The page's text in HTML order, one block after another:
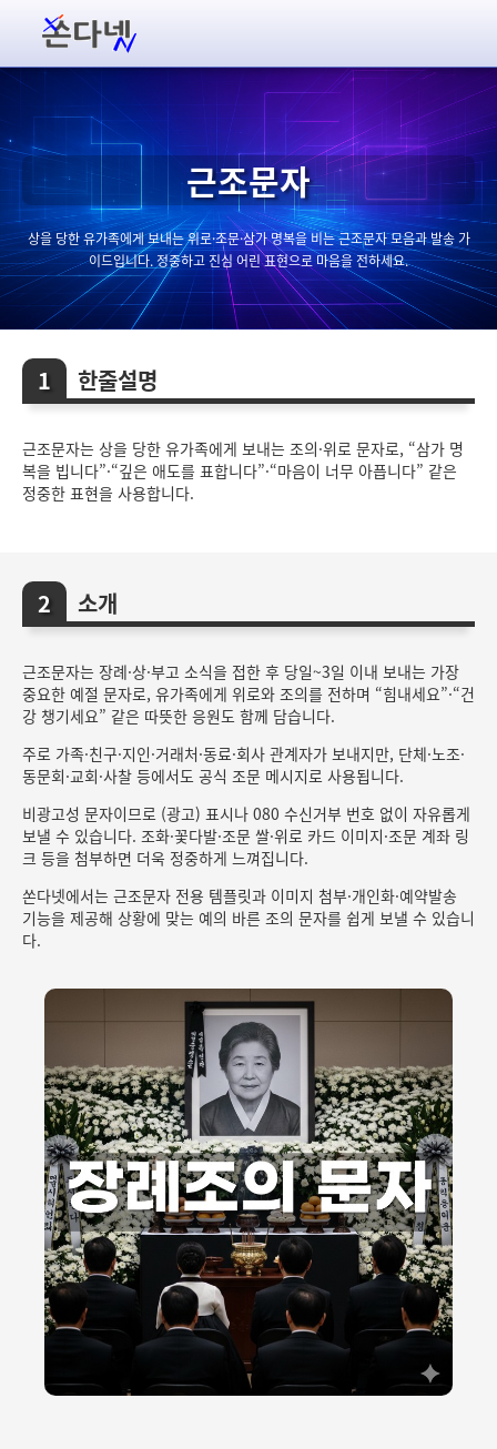
근조문자
상을 당한 유가족에게 보내는 위로·조문·삼가 명복을 비는 근조문자 모음과 발송 가
이드입니다. 정중하고 진심 어린 표현으로 마음을 전하세요.
한줄설명
근조문자는 상을 당한 유가족에게 보내는 조의·위로 문자로, “삼가 명
복을 빕니다”·“깊은 애도를 표합니다”·“마음이 너무 아픕니다” 같은
정중한 표현을 사용합니다.
소개
근조문자는 장례·상·부고 소식을 접한 후 당일~3일 이내 보내는 가장
중요한 예절 문자로, 유가족에게 위로와 조의를 전하며 “힘내세요”·“건
강 챙기세요” 같은 따뜻한 응원도 함께 담습니다.
주로 가족·친구·지인·거래처·동료·회사 관계자가 보내지만, 단체·노조·
동문회·교회·사찰 등에서도 공식 조문 메시지로 사용됩니다.
비광고성 문자이므로 (광고) 표시나 080 수신거부 번호 없이 자유롭게
보낼 수 있습니다. 조화·꽃다발·조문 쌀·위로 카드 이미지·조문 계좌 링
크 등을 첨부하면 더욱 정중하게 느껴집니다.
쏜다넷에서는 근조문자 전용 템플릿과 이미지 첨부·개인화·예약발송
기능을 제공해 상황에 맞는 예의 바른 조의 문자를 쉽게 보낼 수 있습니
다.